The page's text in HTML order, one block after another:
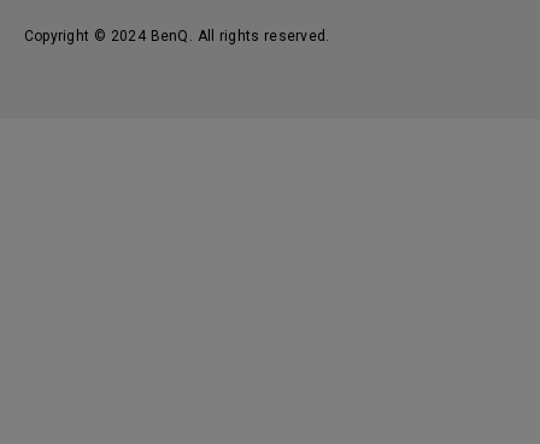
Copyright © 2024 BenQ. All rights reserved.